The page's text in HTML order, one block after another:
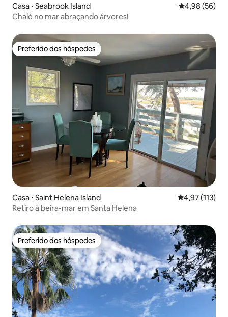
Casa ⋅ Seabrook Island 4,98 de uma
4,98 (56)
Chalé no mar abraçando árvores!
Preferido dos hóspedes
Preferido dos hóspedes
Casa ⋅ Saint Helena Island 4,97 de uma
4,97 (113)
Retiro à beira-mar em Santa Helena
Preferido dos hóspedes
Preferido dos hóspedes